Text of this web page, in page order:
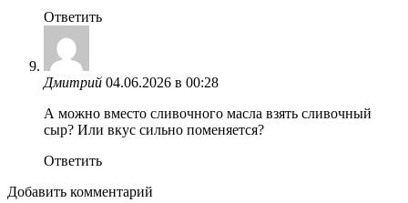
Ответить
Дмитрий 04.06.2026 в 00:28
А можно вместо сливочного масла взять сливочный
сыр? Или вкус сильно поменяется?
Ответить
Добавить комментарий